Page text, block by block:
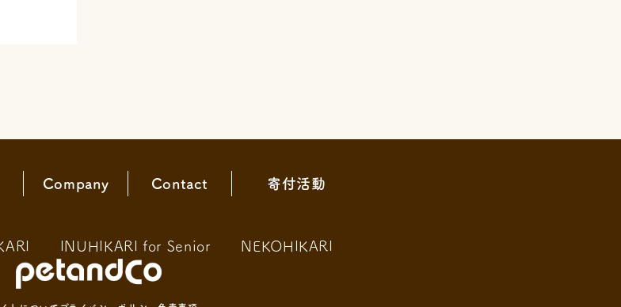
Company Contact 寄付活動
INUHIKARI for Senior NEKOHIKARI